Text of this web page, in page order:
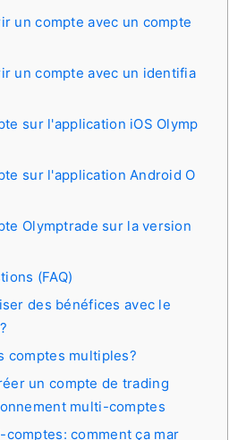
un compte avec un compte
un compte avec un identifia
sur l'application iOS Olymp
sur l'application Android O
Olymptrade sur la version
(FAQ)
des bénéfices avec le
comptes multiples?
un compte de trading
multi-comptes
comptes: comment ça mar